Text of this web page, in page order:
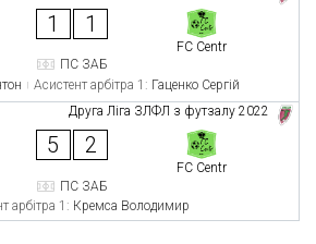
1 1
FC Centr
ПС ЗАБ
Асистент арбітра 1: Гаценко Сергій
Друга Ліга ЗЛФЛ з футзалу 2022
5 2
FC Centr
ПС ЗАБ
арбітра 1: Кремса Володимир